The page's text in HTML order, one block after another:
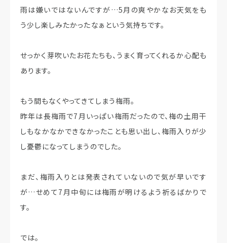
雨は嫌いではないんですが…5月の爽やかなお天気をも
う少し楽しみたかったなぁという気持ちです。
せっかく芽吹いたお花たちも、うまく育ってくれるか心配も
あります。
もう間もなくやってきてしまう梅雨。
昨年は長梅雨で7月いっぱい梅雨だったので、梅の土用干
しもなかなかできなかったことも思い出し、梅雨入りが少
し憂鬱になってしまうのでした。
まだ、梅雨入りとは発表されていないので気が早いです
が…せめて7月中旬には梅雨が明けるよう祈るばかりで
す。
では。